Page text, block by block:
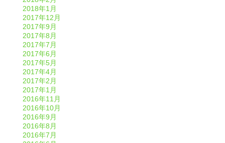
2018年1月
2017年12月
2017年9月
2017年8月
2017年7月
2017年6月
2017年5月
2017年4月
2017年2月
2017年1月
2016年11月
2016年10月
2016年9月
2016年8月
2016年7月